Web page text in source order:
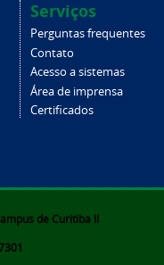
Serviços
Perguntas frequentes
Contato
Acesso a sistemas
Área de imprensa
Certificados
de Curitiba II